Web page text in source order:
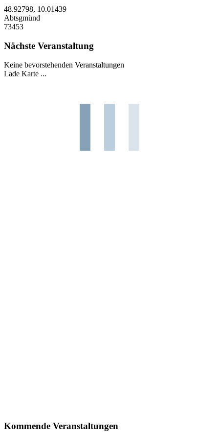
48.92798, 10.01439
Abtsgmünd
73453
Nächste Veranstaltung
Keine bevorstehenden Veranstaltungen
Lade Karte ...
Kommende Veranstaltungen